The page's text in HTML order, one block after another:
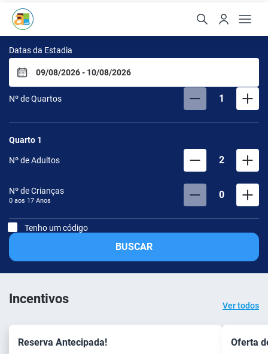
Arte da Natureza Hotel
Datas da Estadia
Nº de Quartos 1
Quarto 1
Nº de Adultos 2
Nº de Crianças
0 aos 17 Anos 0
Tenho um código
BUSCAR
Incentivos Ver todos
Reserva Antecipada! Oferta